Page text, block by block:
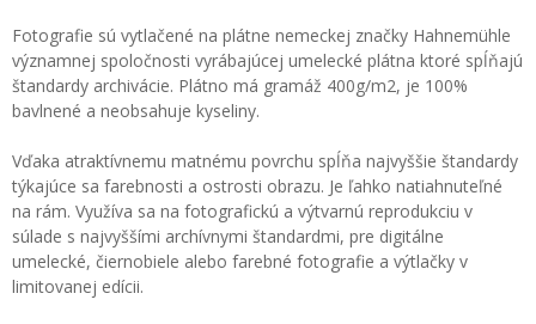
Fotografie sú vytlačené na plátne nemeckej značky Hahnemühle
významnej spoločnosti vyrábajúcej umelecké plátna ktoré spĺňajú
štandardy archivácie. Plátno má gramáž 400g/m2, je 100%
bavlnené a neobsahuje kyseliny.
Vďaka atraktívnemu matnému povrchu spĺňa najvyššie štandardy
týkajúce sa farebnosti a ostrosti obrazu. Je ľahko natiahnuteľné
na rám. Využíva sa na fotografickú a výtvarnú reprodukciu v
súlade s najvyššími archívnymi štandardmi, pre digitálne
umelecké, čiernobiele alebo farebné fotografie a výtlačky v
limitovanej edícii.